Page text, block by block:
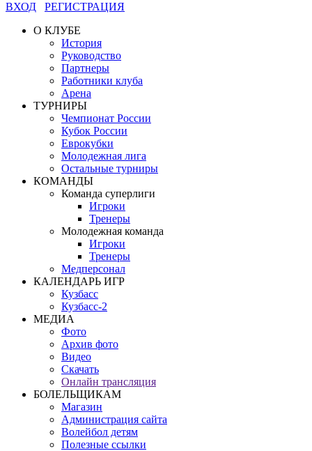
ВХОД
РЕГИСТРАЦИЯ
О КЛУБЕ
История
Руководство
Партнеры
Работники клуба
Арена
ТУРНИРЫ
Чемпионат России
Кубок России
Еврокубки
Молодежная лига
Остальные турниры
КОМАНДЫ
Команда суперлиги
Игроки
Тренеры
Молодежная команда
Игроки
Тренеры
Медперсонал
КАЛЕНДАРЬ ИГР
Кузбасс
Кузбасс-2
МЕДИА
Фото
Архив фото
Видео
Скачать
Онлайн трансляция
БОЛЕЛЬЩИКАМ
Магазин
Администрация сайта
Волейбол детям
Полезные ссылки